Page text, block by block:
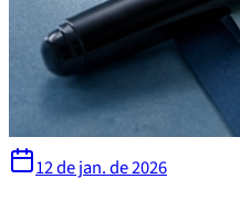
12 de jan. de 2026